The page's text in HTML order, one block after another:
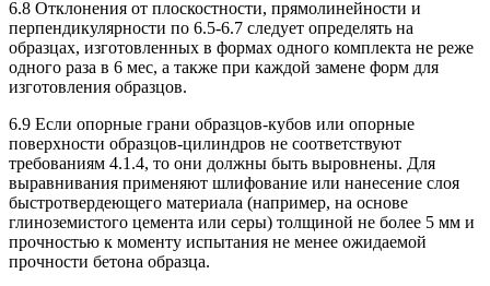
6.8 Отклонения от плоскостности, прямолинейности и
перпендикулярности по 6.5-6.7 следует определять на
образцах, изготовленных в формах одного комплекта не реже
одного раза в 6 мес, а также при каждой замене форм для
изготовления образцов.
6.9 Если опорные грани образцов-кубов или опорные
поверхности образцов-цилиндров не соответствуют
требованиям 4.1.4, то они должны быть выровнены. Для
выравнивания применяют шлифование или нанесение слоя
быстротвердеющего материала (например, на основе
глиноземистого цемента или серы) толщиной не более 5 мм и
прочностью к моменту испытания не менее ожидаемой
прочности бетона образца.